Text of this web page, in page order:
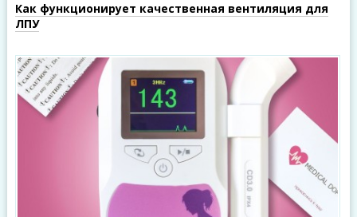
Как функционирует качественная вентиляция для
ЛПУ